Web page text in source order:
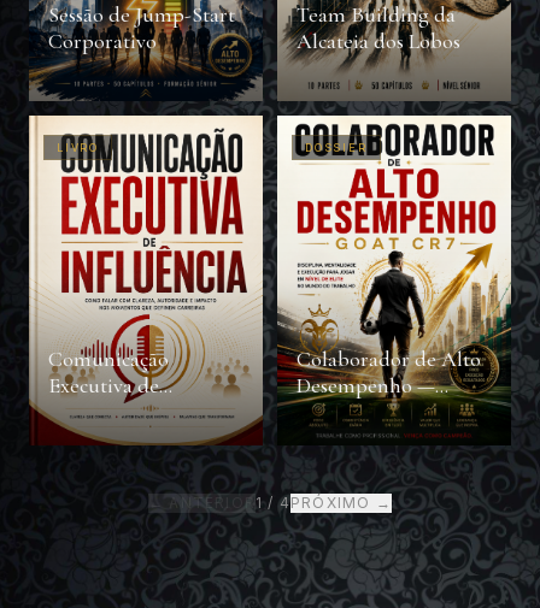
Sessão de Jump-Start
Corporativo
Team Building da
Alcateia dos Lobos
LIVRO
Comunicação
Executiva de
Influência
DOSSIER
Colaborador de Alto
Desempenho —
GOAT CR7
← ANTERIOR1 /4PRÓXIMO →